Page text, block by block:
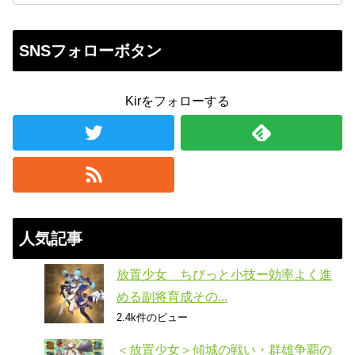
SNSフォローボタン
Kirをフォローする
人気記事
放置少女 ちびっと小技ー効率よく進
める副将育成その...
2.4k件のビュー
＜放置少女＞傾城の戦い・群雄争覇の